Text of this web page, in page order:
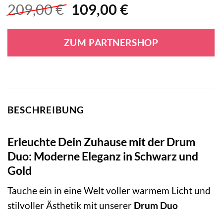
209,00€ Ursprünglicher
war:
209,00 €
109,00 €Aktueller
ist:
109,00 €.
ZUM PARTNERSHOP
BESCHREIBUNG
Erleuchte Dein Zuhause mit der Drum
Duo: Moderne Eleganz in Schwarz und
Gold
Tauche ein in eine Welt voller warmem Licht und
stilvoller Ästhetik mit unserer Drum Duo